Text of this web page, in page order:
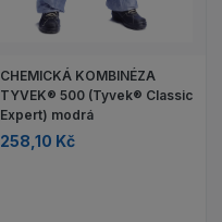
CHEMICKÁ KOMBINÉZA
TYVEK® 500 (Tyvek® Classic
Expert) modrá
258,10 Kč